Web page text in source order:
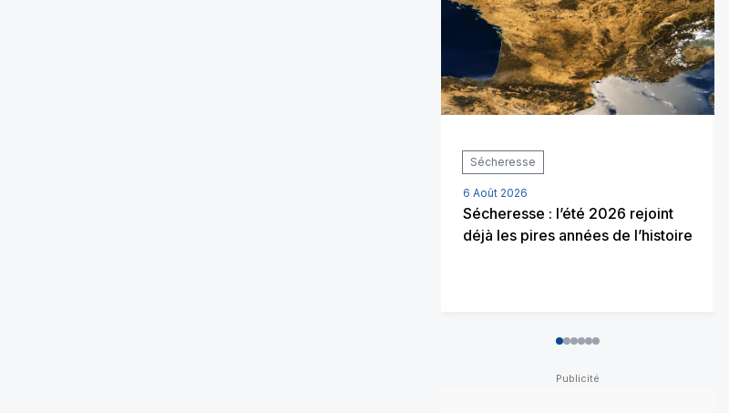
Sécheresse
6 Août 2026
Sécheresse : l’été 2026 rejoint
déjà les pires années de l’histoire
012345